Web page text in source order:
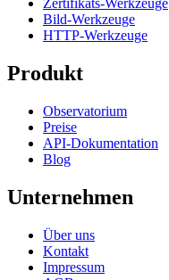
Zertifikats-Werkzeuge
Bild-Werkzeuge
HTTP-Werkzeuge
Produkt
Observatorium
Preise
API-Dokumentation
Blog
Unternehmen
Über uns
Kontakt
Impressum